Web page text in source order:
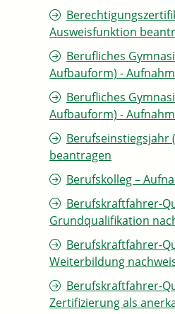
Ausweisfunktion
Berufliches
Aufbauform) -
Berufliches
Aufbauform) -
Berufseinstiegsjahr
beantragen
Berufskolleg –
Berufskraftfahrer-
Grundqualifikation
Berufskraftfahrer-
Weiterbildung
Berufskraftfahrer-
Zertifizierung als